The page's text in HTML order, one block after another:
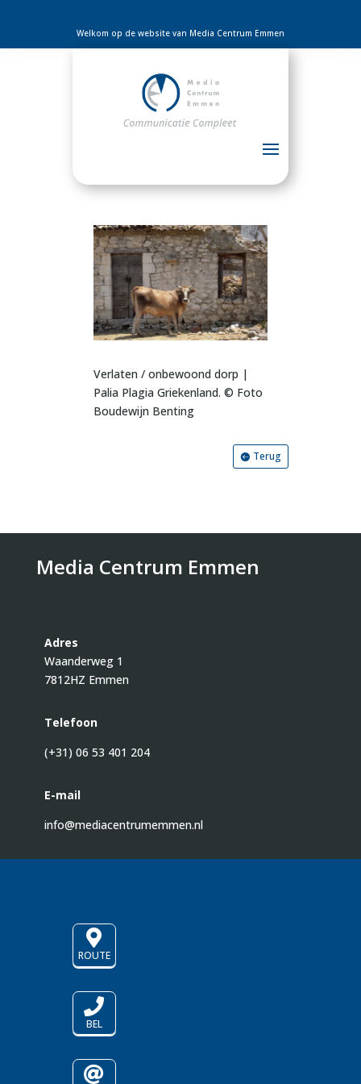
Welkom op de website van Media Centrum Emmen
Verlaten / onbewoond dorp |
Palia Plagia Griekenland. © Foto
Boudewijn Benting
Terug
Media Centrum Emmen
Adres
Waanderweg 1
7812HZ Emmen
Telefoon
(+31) 06 53 401 204
E-mail
info@mediacentrumemmen.nl

ROUTE

BEL
